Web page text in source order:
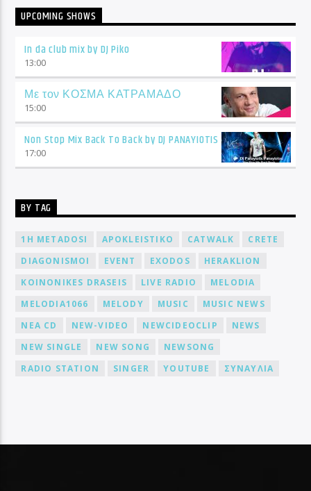
UPCOMING SHOWS
In da club mix by DJ Piko
13:00
Με τον ΚΟΣΜΑ ΚΑΤΡΑΜΑΔΟ
15:00
Non Stop Mix Back To Back by DJ PANAYIOTIS
17:00
BY TAG
1H METADOSI APOKLEISTIKO CATWALK
CRETE
DIAGONISMOI
EVENT EXODOS
HERAKLION
KOINONIKES DRASEIS
LIVE RADIO
MELODIA
MELODIA1066
MELODY MUSIC
MUSIC NEWS
NEA CD
NEW-VIDEO NEWCIDEOCLIP
NEWS
NEW SINGLE
NEW SONG
NEWSONG
RADIO STATION
SINGER YOUTUBE ΣΥΝΑΥΛΙΑ